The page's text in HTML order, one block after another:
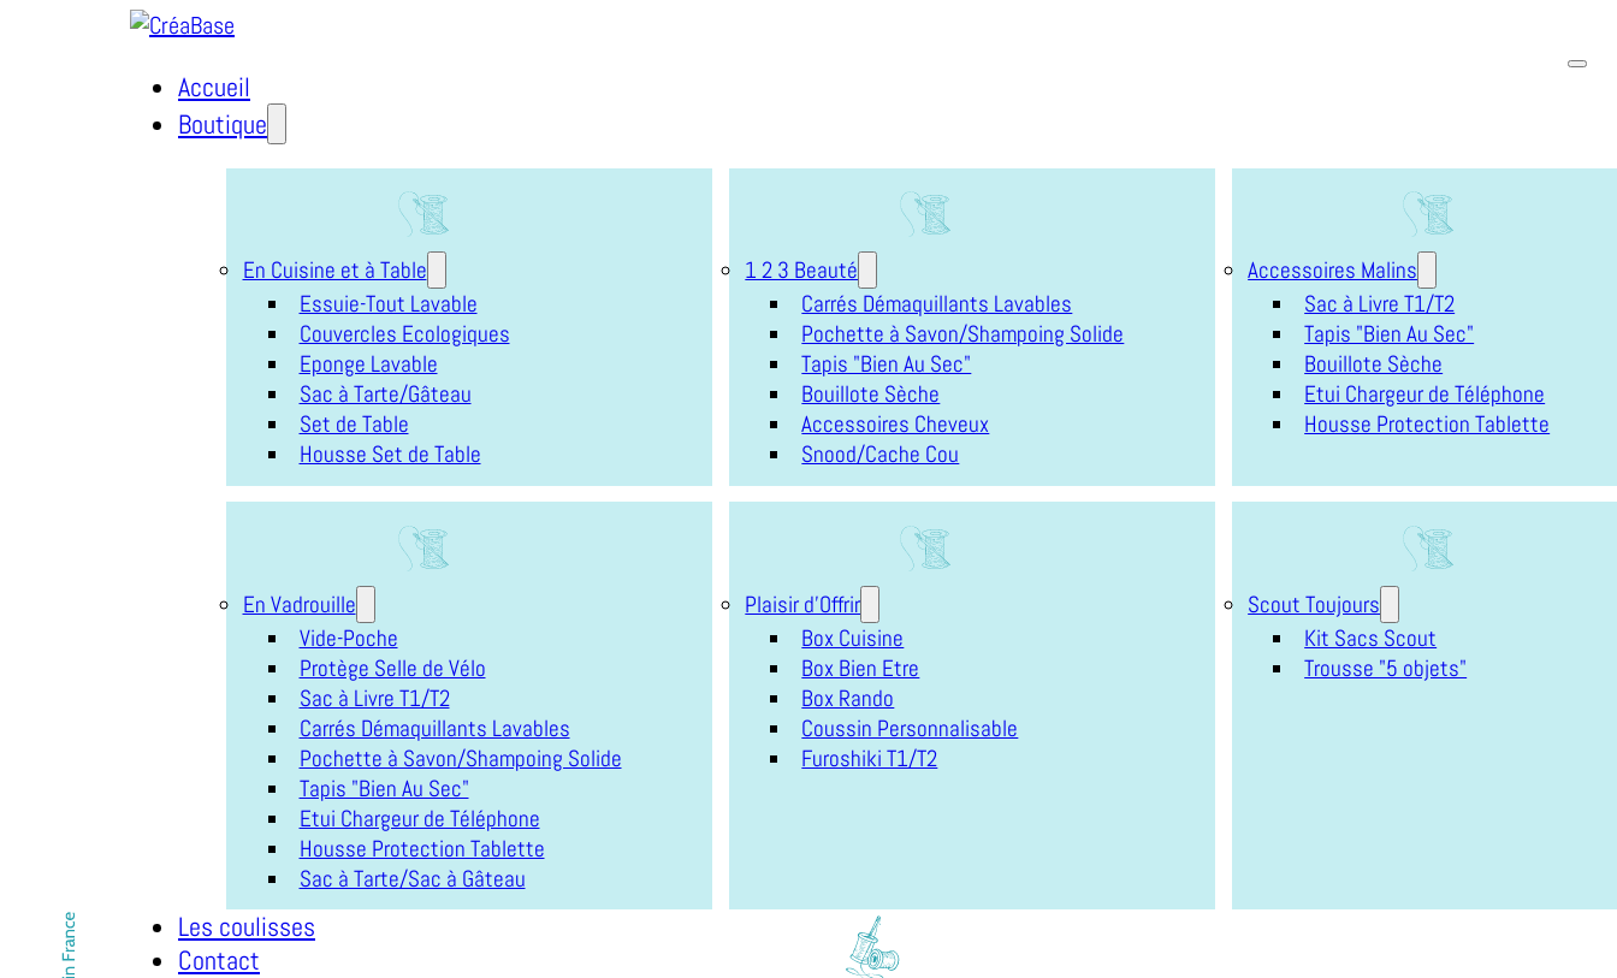
Accueil
Boutique
En Cuisine et à Table
Essuie-Tout Lavable
Couvercles Ecologiques
Eponge Lavable
Sac à Tarte/Gâteau
Set de Table
Housse Set de Table
1 2 3 Beauté
Carrés Démaquillants Lavables
Pochette à Savon/Shampoing Solide
Tapis "Bien Au Sec"
Bouillote Sèche
Accessoires Cheveux
Snood/Cache Cou
Accessoires Malins
Sac à Livre T1/T2
Tapis "Bien Au Sec"
Bouillote Sèche
Etui Chargeur de Téléphone
Housse Protection Tablette
En Vadrouille
Vide-Poche
Protège Selle de Vélo
Sac à Livre T1/T2
Carrés Démaquillants Lavables
Pochette à Savon/Shampoing Solide
Tapis "Bien Au Sec"
Etui Chargeur de Téléphone
Housse Protection Tablette
Sac à Tarte/Sac à Gâteau
Plaisir d'Offrir
Box Cuisine
Box Bien Etre
Box Rando
Coussin Personnalisable
Furoshiki T1/T2
Scout Toujours
Kit Sacs Scout
Trousse "5 objets"
Les coulisses
Contact